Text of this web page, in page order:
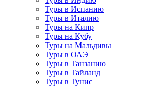
Туры в Испанию
Туры в Италию
Туры на Кипр
Туры на Кубу
Туры на Мальдивы
Туры в ОАЭ
Туры в Танзанию
Туры в Тайланд
Туры в Тунис